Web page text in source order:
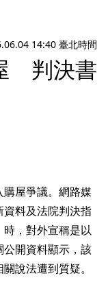
14:40 臺北時間
判決書
屋爭議。網路媒
料及法院判決指
，對外宣稱是以
公開資料顯示，該
說法遭到質疑。